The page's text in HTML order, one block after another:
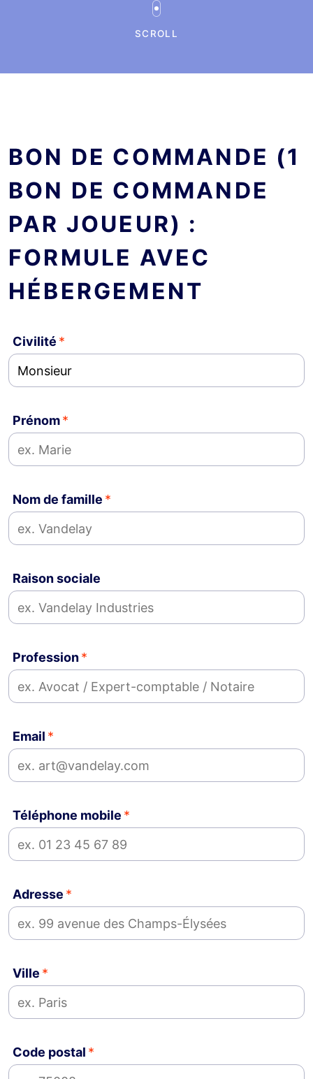
SCROLL
BON DE COMMANDE (1
BON DE COMMANDE
PAR JOUEUR) :
FORMULE AVEC
HÉBERGEMENT
Civilité
Prénom
Nom de famille
Raison sociale
Profession
Email
Téléphone mobile
Adresse
Ville
Code postal